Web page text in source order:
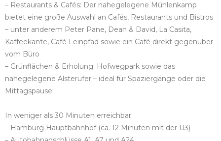
– Restaurants & Cafés: Der nahegelegene Mühlenkamp
bietet eine große Auswahl an Cafés, Restaurants und Bistros
– unter anderem Peter Pane, Dean & David, La Casita,
Kaffeekante, Café Leinpfad sowie ein Café direkt gegenüber
vom Büro
– Grünflächen & Erholung: Hofwegpark sowie das
nahegelegene Alsterufer – ideal für Spaziergänge oder die
Mittagspause
In weniger als 30 Minuten erreichbar:
– Hamburg Hauptbahnhof (ca. 12 Minuten mit der U3)